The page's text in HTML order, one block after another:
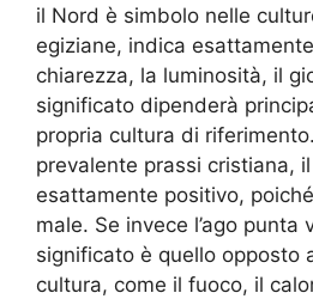
il Nord è simbolo nelle
egiziane, indica
chiarezza, la luminosità, il
significato dipenderà
propria cultura di
prevalente prassi cristiana,
esattamente positivo,
male. Se invece l’ago punta
significato è quello opposto
cultura, come il fuoco, il